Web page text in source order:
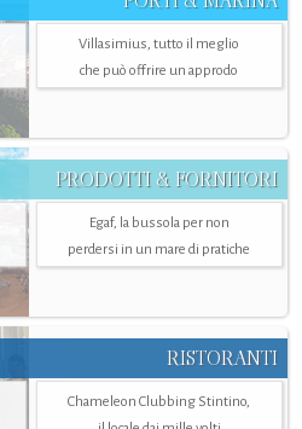
Villasimius, tutto il meglio
che può offrire un approdo
PRODOTTI & FORNITORI
Egaf, la bussola per non
perdersi in un mare di pratiche
RISTORANTI
Chameleon Clubbing Stintino,